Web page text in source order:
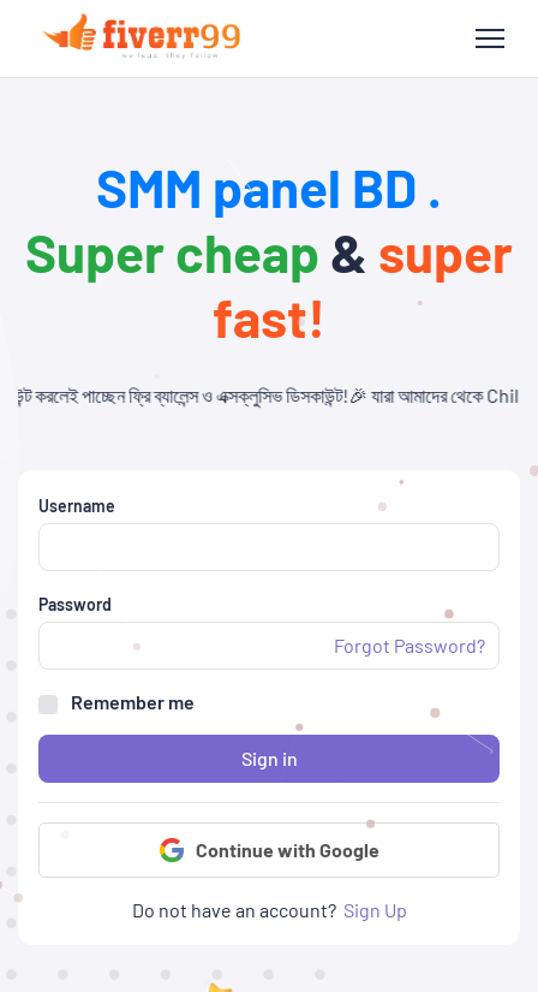
SMM panel BD .
Super cheap & super
fast!
ডিসকাউন্ট!🎉 যারা আমাদের থেকে Child Panel নিবেন এবং API
Username
Password
Forgot Password?
Remember me
Sign in
Continue with Google
Do not have an account? Sign Up